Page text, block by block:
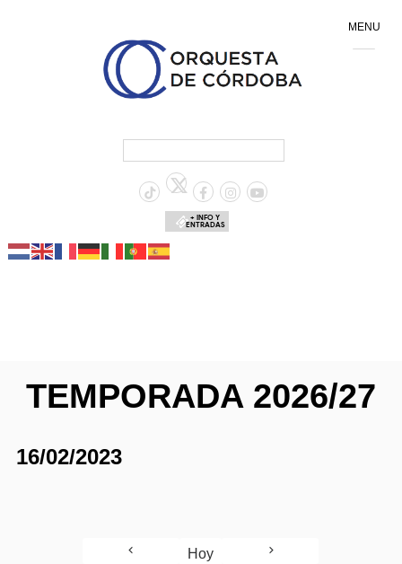
+ INFO Y
ENTRADAS
TEMPORADA 2026/27
16/02/2023
Hoy
MENU